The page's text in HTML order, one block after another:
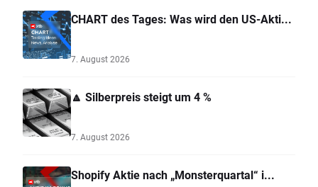
CHART des Tages: Was wird den US-Akti...
7. August 2026
🔼 Silberpreis steigt um 4 %
7. August 2026
Shopify Aktie nach „Monsterquartal“ i...